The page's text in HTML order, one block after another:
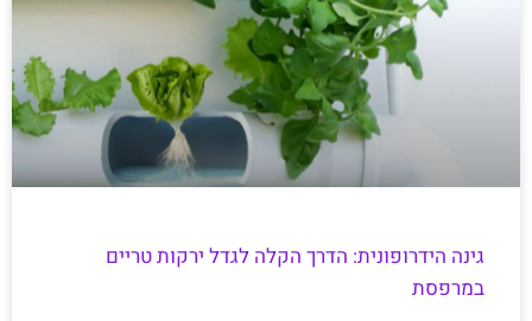
גינה הידרופונית: הדרך הקלה לגדל ירקות טריים
במרפסת